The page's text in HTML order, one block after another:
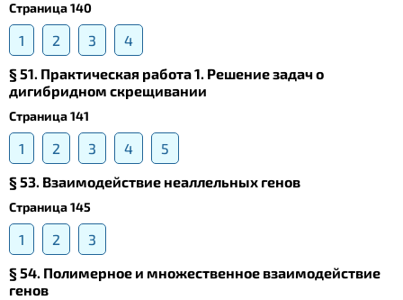
Страница 140
1 2 3
4
§ 51. Практическая работа 1. Решение задач о
дигибридном скрещивании
Страница 141
1 2 3 4
5
§ 53. Взаимодействие неаллельных генов
Страница 145
1 2
3
§ 54. Полимерное и множественное взаимодействие
генов